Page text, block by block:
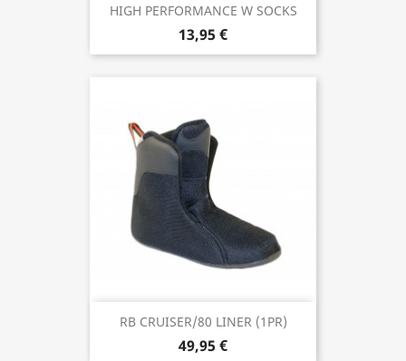
HIGH PERFORMANCE W SOCKS
13,95 €
RB CRUISER/80 LINER (1PR)
49,95 €